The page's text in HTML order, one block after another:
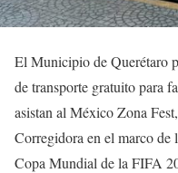
El Municipio de Querétaro
de transporte gratuito para
asistan al México Zona
Corregidora en el marco de
Copa Mundial de la FIFA